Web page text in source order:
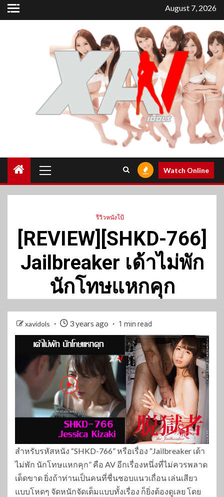
Skip
to
August 7, 2026
Menu
Watch Online
รีวิวหนังโป้
[REVIEW][SHKD-766]
Jailbreaker เด้าไม่พัก
นักโทษแหกคุก
xavidols 3 years ago 1 min read
สำหรับรหัสหนัง “SHKD-766” หรือเรื่อง “Jailbreaker เด้า
ไม่พัก นักโทษแหกคุก” คือ AV อีกเรื่องหนึ่งที่ไม่ควรพลาด
เด็ดขาด ยิ่งถ้าท่านเป็นคนที่ชื่นชอบแนวเถื่อน เล่นเสียว
แบบโหดๆ จัดหนักจัดเต็มแบบทั้งเรื่อง ก็ยิ่งต้องดูเลย โดย